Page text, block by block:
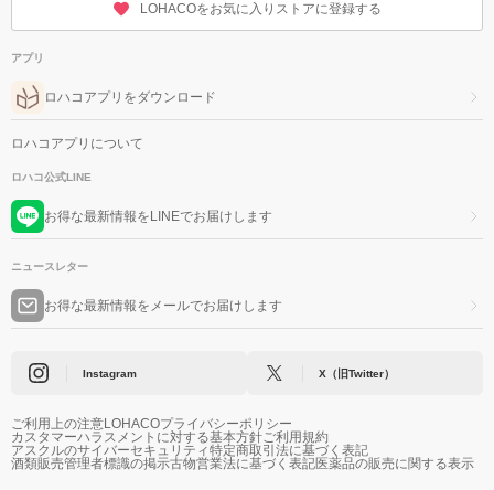
LOHACOをお気に入りストアに登録する
アプリ
ロハコアプリをダウンロード
ロハコアプリについて
ロハコ公式LINE
お得な最新情報をLINEでお届けします
ニュースレター
お得な最新情報をメールでお届けします
Instagram X（旧Twitter）
ご利用上の注意LOHACOプライバシーポリシー
カスタマーハラスメントに対する基本方針ご利用規約
アスクルのサイバーセキュリティ特定商取引法に基づく表記
酒類販売管理者標識の掲示古物営業法に基づく表記医薬品の販売に関する表示